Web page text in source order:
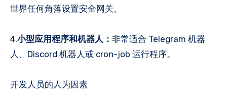
世界任何角落设置安全网关。
4.小型应用程序和机器人： 非常适合 Telegram 机器
人、Discord 机器人或 cron-job 运行程序。
开发人员的人为因素